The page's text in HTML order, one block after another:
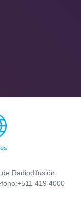
Radiodifusión.
419 4000